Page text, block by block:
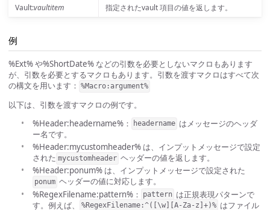
Vault:vaultitem 指定されたvault 項目の値を返します。
例
%Ext% や%ShortDate% などの引数を必要としないマクロもあります
が、引数を必要とするマクロもあります。引数を渡すマクロはすべて次
の構文を用います： %Macro:argument%
以下は、引数を渡すマクロの例です。
%Header:headername%：
headername はメッセージのヘッダ
ー名です。
%Header:mycustomheader% は、インプットメッセージで設定
された mycustomheader ヘッダーの値を返します。
%Header:ponum% は、インプットメッセージで設定された
ponum ヘッダーの値に対応します。
%RegexFilename:pattern%：
pattern は正規表現パターンで
す。例えば、
%RegexFilename:^([\w][A-Za-z]+)% はファイル